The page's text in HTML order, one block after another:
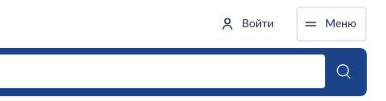
Войти Меню